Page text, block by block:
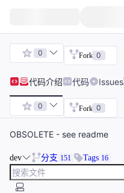
0 Fork 0
代码介绍 代码 Issues
0 Fork 0
OBSOLETE - see readme
dev 分支 151 Tags 16